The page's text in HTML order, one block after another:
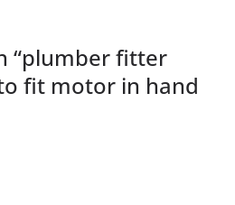
“plumber fitter
fit motor in hand